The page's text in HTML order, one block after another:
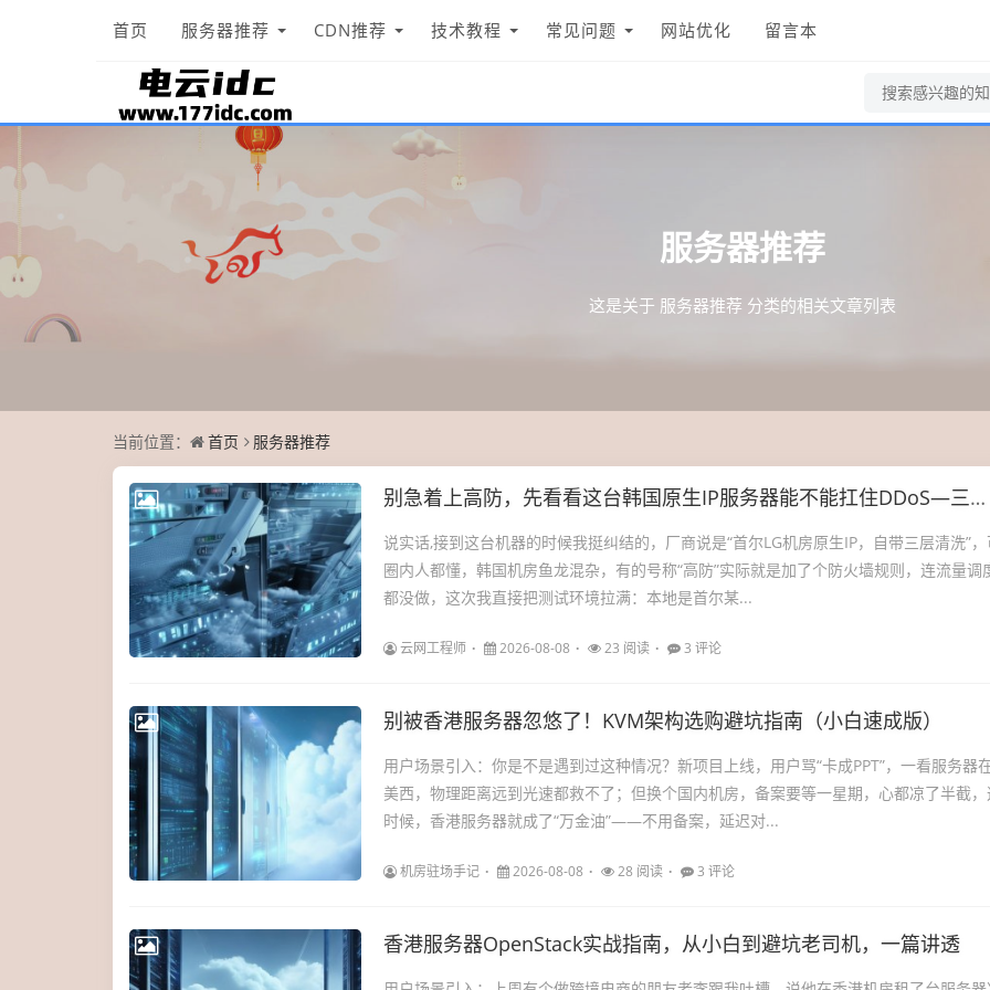
首页 服务器推荐 CDN推荐 技术教程 常见问题 网站优化 留言本
服务器推荐
这是关于 服务器推荐 分类的相关文章列表
当前位置： 首页 服务器推荐
别急着上高防，先看看这台韩国原生IP服务器能不能扛住DDoS—三区实测+加固方案复盘
说实话,接到这台机器的时候我挺纠结的，厂商说是“首尔LG机房原生IP，自带三层清洗”
圈内人都懂，韩国机房鱼龙混杂，有的号称“高防”实际就是加了个防火墙规则，连流量调
都没做，这次我直接把测试环境拉满：本地是首尔某...
云网工程师 2026-08-08 23 阅读 3 评论
别被香港服务器忽悠了！KVM架构选购避坑指南（小白速成版）
用户场景引入：你是不是遇到过这种情况？新项目上线，用户骂“卡成PPT”，一看服务器
美西，物理距离远到光速都救不了；但换个国内机房，备案要等一星期，心都凉了半截
时候，香港服务器就成了“万金油”——不用备案，延迟对...
机房驻场手记 2026-08-08 28 阅读 3 评论
香港服务器OpenStack实战指南，从小白到避坑老司机，一篇讲透